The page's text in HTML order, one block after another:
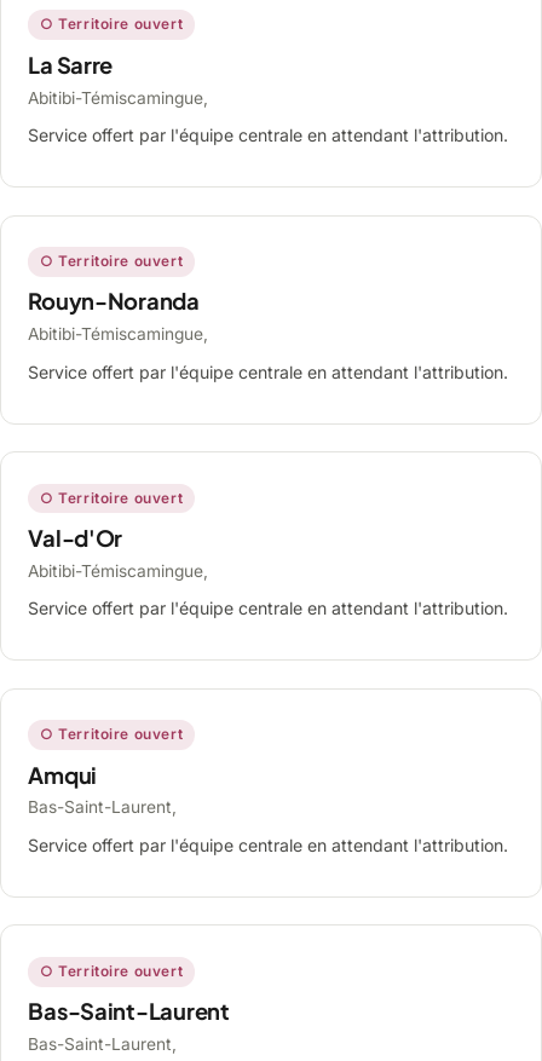
○ Territoire ouvert
La Sarre
Abitibi-Témiscamingue,
Service offert par l'équipe centrale en attendant l'attribution.
○ Territoire ouvert
Rouyn-Noranda
Abitibi-Témiscamingue,
Service offert par l'équipe centrale en attendant l'attribution.
○ Territoire ouvert
Val-d'Or
Abitibi-Témiscamingue,
Service offert par l'équipe centrale en attendant l'attribution.
○ Territoire ouvert
Amqui
Bas-Saint-Laurent,
Service offert par l'équipe centrale en attendant l'attribution.
○ Territoire ouvert
Bas-Saint-Laurent
Bas-Saint-Laurent,